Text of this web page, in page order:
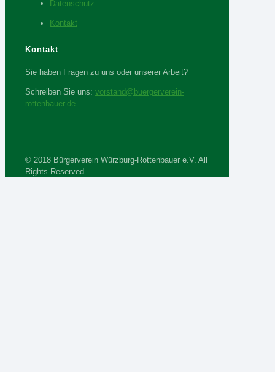
Datenschutz
Kontakt
Kontakt
Sie haben Fragen zu uns oder unserer Arbeit?
Schreiben Sie uns: vorstand@buergerverein-
rottenbauer.de
© 2018 Bürgerverein Würzburg-Rottenbauer e.V. All
Rights Reserved.